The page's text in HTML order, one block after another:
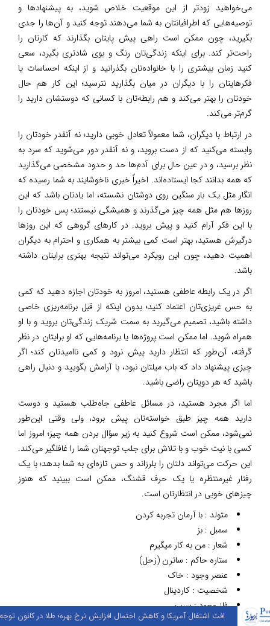
می‌خواهید زودتر از این موقعیت خلاص شوید، به پیشنهادها و
توصیه‌هایی که اطرافیانتان به شما می‌دهند توجه کنید و آن‌ها را جدی
بگیرید، چون ممکن است راهی پیش پایتان بگذارند که کارتان را
راحت‌تر کند. برای اینکه زندگی‌تان رنگ و بوی شادتری بگیرد، سعی
کنید زمان بیشتری را با خانواده‌تان بگذرانید و از اینکه احساسات یا
فکرهایتان را با دیگران در میان بگذارید نترسید؛ این کار هم حال
خودتان را بهتر می‌کند و هم رابطه‌تان با کسانی که دوستشان دارید را
گرم‌تر می‌کند.
در ارتباط با دیگران، شما معمولاً تعادل خوبی دارید؛ نه آنقدر خودتان را
وابسته می‌کنید که از دست بروید، و نه آنقدر دور می‌شوید که سرد به
نظر برسید، و در عین حال برای آدم‌ها حد و حدود مشخصی می‌گذارید
که همه بدانند کجا ایستاده‌اند. اخیراً خبری ناخوشایند به شما رسیده که
انگار مثل یک بار سنگین روی دوشتان نشسته، اما یادتان باشد که این
روزها هم مثل همه چیز می‌گذرند و همیشگی نیستند؛ پس خودتان را
با این فکر آرام کنید و پیش بروید. در کارهای گروهی که این روزها
درگیرش هستید، بهتر است کمی بیشتر به همکاری و احترام به دیگران
اهمیت دهید، چون این رویکرد می‌تواند نتیجه بهتری برایتان داشته
باشد.
اگر در یک رابطه عاطفی هستید، امروز به خودتان اجازه دهید که کمی
به حس غریزی‌تان اعتماد کنید؛ بدون اینکه از قبل برنامه‌ریزی خاصی
داشته باشید، تصمیم می‌گیرید به سمت شریک زندگی‌تان بروید و با او
همراه شوید. اما ممکن است پروژه‌ها یا برنامه‌هایی که او برایتان در نظر
گرفته، آن‌طور که انتظار دارید پیش نرود و کمی ناامیدتان کند؛ اگر
چیزی پیشنهاد داد که باب میلتان نبود، با آرامش بگویید و دنبال راهی
باشید که هر دویتان راضی باشید.
اما اگر مجرد هستید، در مسائل عاطفی جاه‌طلب هستید و دوست
دارید همه چیز طبق خواسته‌تان پیش برود، ولی وقتی این‌طور
نمی‌شود، ممکن است شروع کنید به زیر سؤال بردن همه چیز؛ امروز اما
کسی با نیت خوب و با تلاش برای جلب توجهتان شما را غافلگیر می‌کند.
این حرکت می‌تواند دلتان را بلرزاند و حس تازه‌ای به شما بدهد؛ با یک
رفتار غیرمنتظره یا یک حرف قشنگ، ممکن است ببینید که هنوز
چیزهای خوبی در انتظارتان است.
متولد : با آرمان تجربه کردن
سمبل : بز
شعار : من به کار میگیرم
ستاره حاکم : ساترن (زحل)
عنصر وجود : خاک
شخصیت : کاردینال
فلز وجود : سرب
سنگ خوش یمن : عقیق رنگارنگ
کلیه حقوق مادی و معنوی محفوظ است.
1399 | طراحی و توسعه:
آما ویرای کیان
پیوندها
- اخبار آذربایجان غربی
- اخبار استان فارس
- اخبار استان کرمان
افت اشتغال آمریکا و کاهش احتمال افزایش نرخ بهره؛ طلا در کانون توجه بازار